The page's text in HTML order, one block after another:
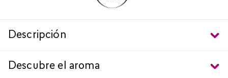
Descripción
Descubre el aroma